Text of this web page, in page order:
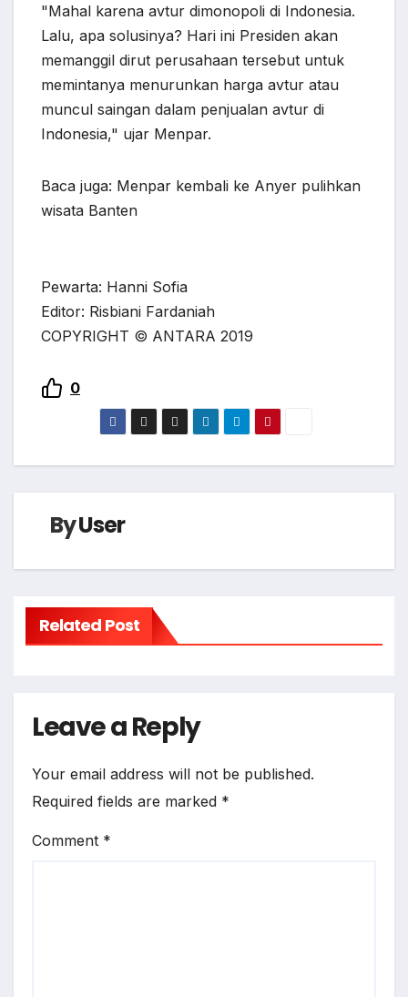
"Mahal karena avtur dimonopoli di Indonesia.
Lalu, apa solusinya? Hari ini Presiden akan
memanggil dirut perusahaan tersebut untuk
memintanya menurunkan harga avtur atau
muncul saingan dalam penjualan avtur di
Indonesia," ujar Menpar.
Baca juga: Menpar kembali ke Anyer pulihkan
wisata Banten
Pewarta: Hanni Sofia
Editor: Risbiani Fardaniah
COPYRIGHT © ANTARA 2019
0
ByUser
Related Post
Leave a Reply
Your email address will not be published.
Required fields are marked *
Comment *